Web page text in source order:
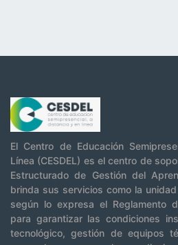
El Centro de Educación
Línea (CESDEL) es el centro de
Estructurado de Gestión del
brinda sus servicios como la
según lo expresa el Reglamento
para garantizar las condiciones
tecnológico, gestión de equipos